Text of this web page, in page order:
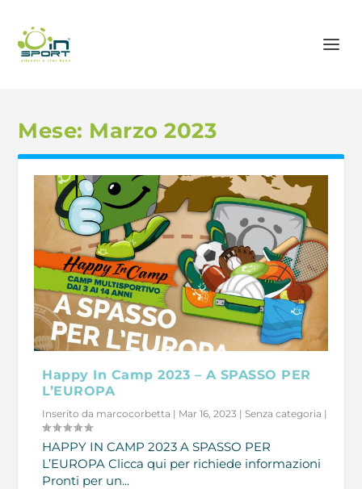
Mese: Marzo 2023
Happy In Camp 2023 – A SPASSO PER
L’EUROPA
Inserito da marcocorbetta | Mar 16, 2023 |Senza categoria |
HAPPY IN CAMP 2023 A SPASSO PER
L’EUROPA Clicca qui per richiede informazioni
Pronti per un...